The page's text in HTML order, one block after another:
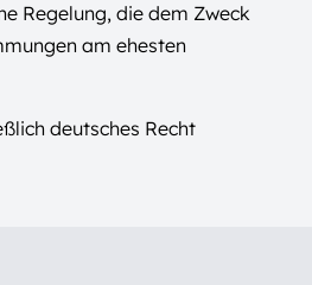
Regelung, die dem Zweck
am ehesten
deutsches Recht